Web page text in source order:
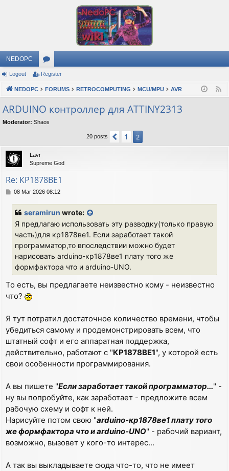
NEDOPC
or
u
m
s
Logout Register
NEDOPC FORUMS RETROCOMPUTING MCU/MPU AVR
ARDUINO контроллер для ATTINY2313
Moderator: Shaos
20 posts Previous
1 2
Lavr
Supreme God
Re: КР1878ВЕ1
P08 Mar 2026 08:12
seramirun wrote:
Я предлагаю использовать эту разводку(только правую
часть)для кр1878ве1. Если заработает такой
программатор,то впоследствии можно будет
нарисовать arduino-кр1878ве1 плату того же
формфактора что и arduino-UNO.
То есть, вы предлагаете неизвестно кому - неизвестно
что?
Я тут потратил достаточное количество времени, чтобы
убедиться самому и продемонстрировать всем, что
штатный софт и его аппаратная поддержка,
действительно, работают с "КР1878ВЕ1", у которой есть
свои особенности программирования.
А вы пишете "Если заработает такой программатор..." -
ну вы попробуйте, как заработает - предложите всем
рабочую схему и софт к ней.
Нарисуйте потом свою "arduino-кр1878ве1 плату того
же формфактора что и arduino-UNO" - рабочий вариант,
возможно, вызовет у кого-то интерес...
А так вы выкладываете сюда что-то, что не имеет